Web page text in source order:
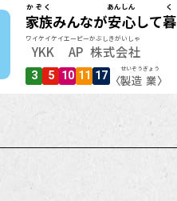
家族
かぞく
みんなが安心
あんしん
して暮
く
YKK AP
ワイケイケイエーピー
株式会社
かぶしきがいしゃ
3 5 10 11 17〈製造
せいぞう
業
ぎょう
〉